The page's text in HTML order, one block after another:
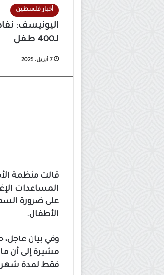
أخبار فلسطين
اليونيسف:
لـ400 طفل
7 أبريل، 2025
قالت منظمة
المساعدات
على ضرورة
الأطفال.
وفي بيان عاجل،
فقط لمدة شهر